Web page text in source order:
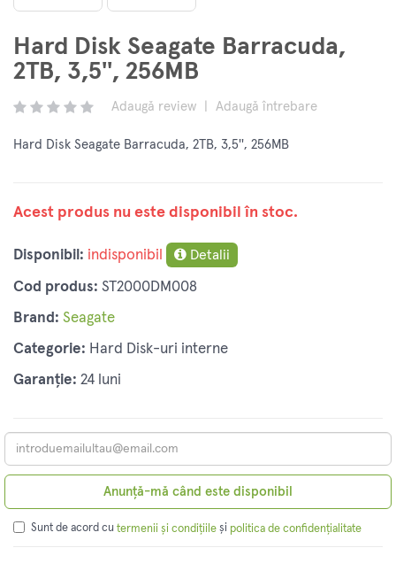
Hard Disk Seagate Barracuda,
2TB, 3,5'', 256MB
Adaugă review Adaugă întrebare
Hard Disk Seagate Barracuda, 2TB, 3,5'', 256MB
Acest produs nu este disponibil în stoc.
Disponibil: indisponibil Detalii
Cod produs: ST2000DM008
Brand: Seagate
Categorie: Hard Disk-uri interne
Garanție: 24 luni
Anunță-mă când este disponibil
Sunt de acord cu termenii și condițiile și politica de confidențialitate